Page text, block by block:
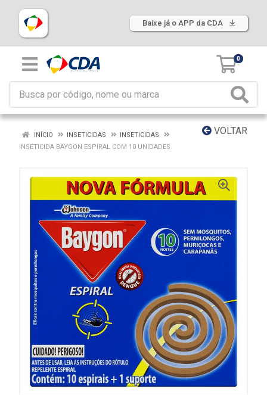
Baixe já o APP da CDA
0
VOLTAR
INÍCIO INSETICIDAS
INSETICIDAS
INSETICIDA BAYGON ESPIRAL COM 10 UNIDADES